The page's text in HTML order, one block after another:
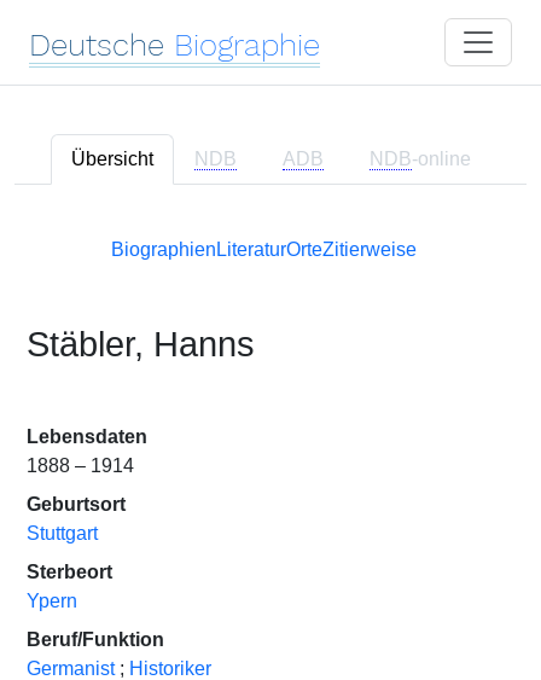
Deutsche Biographie
Übersicht NDB ADB NDB-online
Biographien LiteraturOrteZitierweise
Stäbler, Hanns
Lebensdaten
1888 – 1914
Geburtsort
Stuttgart
Sterbeort
Ypern
Beruf/Funktion
Germanist ; Historiker